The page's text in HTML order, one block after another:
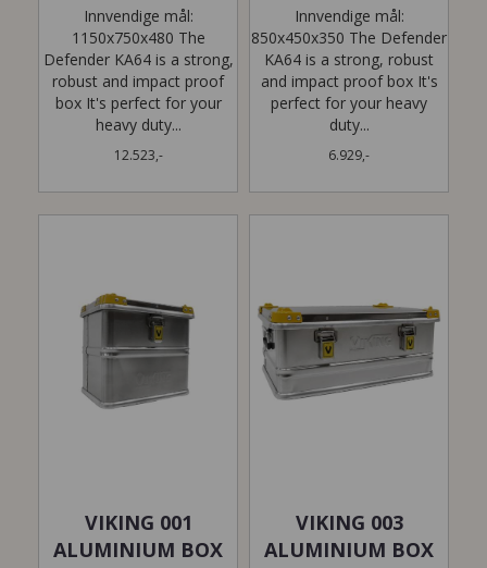
Innvendige mål:
1150x750x480 The
Defender KA64 is a strong,
robust and impact proof
box It's perfect for your
heavy duty...
12.523,-
Innvendige mål:
850x450x350 The Defender
KA64 is a strong, robust
and impact proof box It's
perfect for your heavy
duty...
6.929,-
VIKING 001
ALUMINIUM BOX
VIKING 003
ALUMINIUM BOX